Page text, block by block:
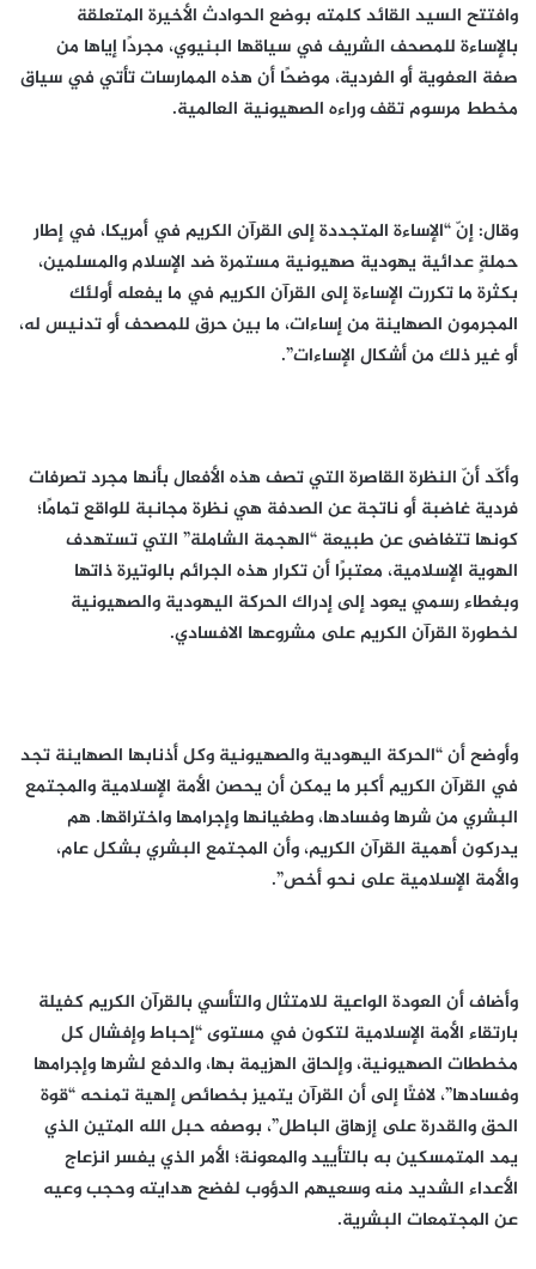
وافتتح السيد القائد كلمته بوضع الحوادث الأخيرة المتعلقة
بالإساءة للمصحف الشريف في سياقها البنيوي، مجردًا إياها من
صفة العفوية أو الفردية، موضحًا أن هذه الممارسات تأتي في سياق
مخطط مرسوم تقف وراءه الصهيونية العالمية.
وقال: إنّ “الإساءة المتجددة إلى القرآن الكريم في أمريكا، في إطار
حملةٍ عدائية يهودية صهيونية مستمرة ضد الإسلام والمسلمين،
بكثرة ما تكررت الإساءة إلى القرآن الكريم في ما يفعله أولئك
المجرمون الصهاينة من إساءات، ما بين حرق للمصحف أو تدنيس له،
أو غير ذلك من أشكال الإساءات”.
وأكّد أنّ النظرة القاصرة التي تصف هذه الأفعال بأنها مجرد تصرفات
فردية غاضبة أو ناتجة عن الصدفة هي نظرة مجانبة للواقع تمامًا؛
كونها تتغاضى عن طبيعة “الهجمة الشاملة” التي تستهدف
الهوية الإسلامية، معتبرًا أن تكرار هذه الجرائم بالوتيرة ذاتها
وبغطاء رسمي يعود إلى إدراك الحركة اليهودية والصهيونية
لخطورة القرآن الكريم على مشروعها الافسادي.
وأوضح أن “الحركة اليهودية والصهيونية وكل أذنابها الصهاينة تجد
في القرآن الكريم أكبر ما يمكن أن يحصن الأمة الإسلامية والمجتمع
البشري من شرها وفسادها، وطغيانها وإجرامها واختراقها. هم
يدركون أهمية القرآن الكريم، وأن المجتمع البشري بشكل عام،
والأمة الإسلامية على نحو أخص”.
وأضاف أن العودة الواعية للامتثال والتأسي بالقرآن الكريم كفيلة
بارتقاء الأمة الإسلامية لتكون في مستوى “إحباط وإفشال كل
مخططات الصهيونية، وإلحاق الهزيمة بها، والدفع لشرها وإجرامها
وفسادها”، لافتًا إلى أن القرآن يتميز بخصائص إلهية تمنحه “قوة
الحق والقدرة على إزهاق الباطل”، بوصفه حبل الله المتين الذي
يمد المتمسكين به بالتأييد والمعونة؛ الأمر الذي يفسر انزعاج
الأعداء الشديد منه وسعيهم الدؤوب لفضح هدايته وحجب وعيه
عن المجتمعات البشرية.